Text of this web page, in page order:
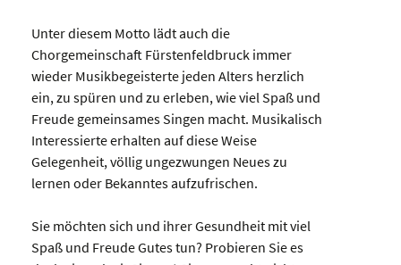
Unter diesem Motto lädt auch die
Chorgemeinschaft Fürstenfeldbruck immer
wieder Musikbegeisterte jeden Alters herzlich
ein, zu spüren und zu erleben, wie viel Spaß und
Freude gemeinsames Singen macht. Musikalisch
Interessierte erhalten auf diese Weise
Gelegenheit, völlig ungezwungen Neues zu
lernen oder Bekanntes aufzufrischen.
Sie möchten sich und ihrer Gesundheit mit viel
Spaß und Freude Gutes tun? Probieren Sie es